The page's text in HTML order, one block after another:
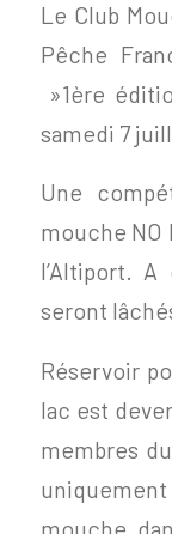
Le Club
Pêche
»1ère
samedi 7
Une
mouche NO
l’Altiport.
seront
Réservoir
lac est
membres
mouche,